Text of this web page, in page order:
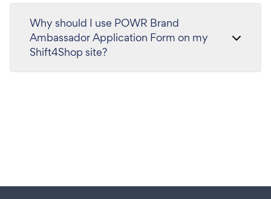
Why should I use POWR Brand
Ambassador Application Form on my
Shift4Shop site?